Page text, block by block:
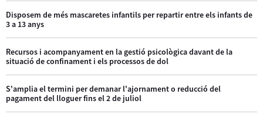
Disposem de més mascaretes infantils per repartir entre els infants de
3 a 13 anys
Recursos i acompanyament en la gestió psicològica davant de la
situació de confinament i els processos de dol
S'amplia el termini per demanar l'ajornament o reducció del
pagament del lloguer fins el 2 de juliol